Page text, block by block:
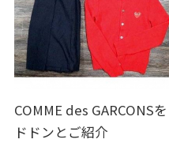
COMME des GARCONSを
ドドンとご紹介